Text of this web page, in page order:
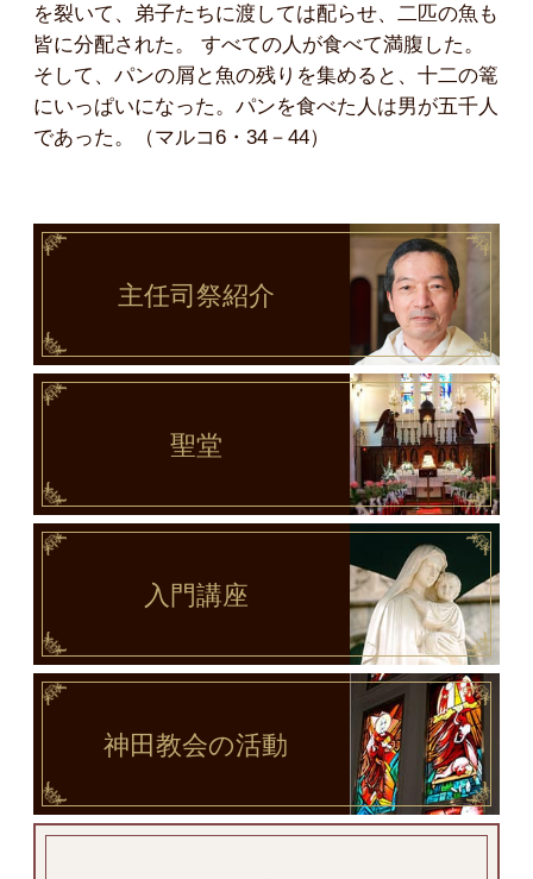
を裂いて、弟子たちに渡しては配らせ、二匹の魚も
皆に分配された。 すべての人が食べて満腹した。
そして、パンの屑と魚の残りを集めると、十二の篭
にいっぱいになった。パンを食べた人は男が五千人
であった。（マルコ6・34－44）
主任司祭紹介
聖堂
入門講座
神田教会の活動